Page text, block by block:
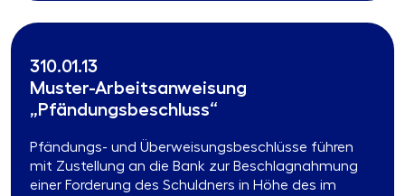
310.01.13
Muster-Arbeitsanweisung
„Pfändungsbeschluss“
Pfändungs- und Überweisungsbeschlüsse führen
mit Zustellung an die Bank zur Beschlagnahmung
einer Forderung des Schuldners in Höhe des im